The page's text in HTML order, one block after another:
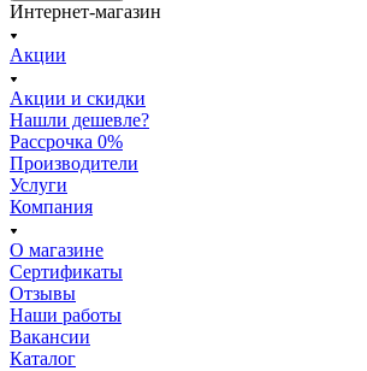
Интернет-магазин
Акции
Акции и скидки
Нашли дешевле?
Рассрочка 0%
Производители
Услуги
Компания
О магазине
Сертификаты
Отзывы
Наши работы
Вакансии
Каталог